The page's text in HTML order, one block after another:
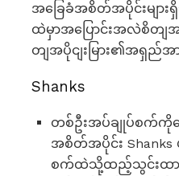
အခြေခံအစိတ်အပိုင်းမျာ
ထဲမှာအပြောင်းအလဲစိတျအ
တျအပိုငျးမြား၏အရှည်အာ
Shanks
တစ်ဦးအပ်ချုပ်စက်
အစိတ်အပိုင်း
စက်ထဲသို့ထည့်သွင်းထာ